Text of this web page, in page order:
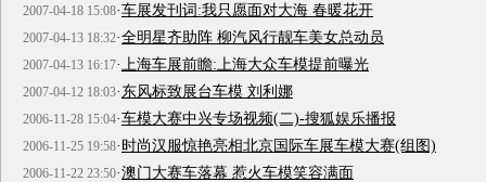
2007-04-18 15:08·车展发刊词:我只愿面对大海 春暖花开
2007-04-13 18:32·全明星齐助阵 柳汽风行靓车美女总动员
2007-04-13 16:17· 上海车展前瞻:上海大众车模提前曝光
2007-04-12 18:03·东风标致展台车模 刘利娜
2006-11-28 15:04·车模大赛中兴专场视频(二)-搜狐娱乐播报
2006-11-25 19:58·时尚汉服惊艳亮相北京国际车展车模大赛(组图)
2006-11-22 23:50·澳门大赛车落幕 惹火车模笑容满面